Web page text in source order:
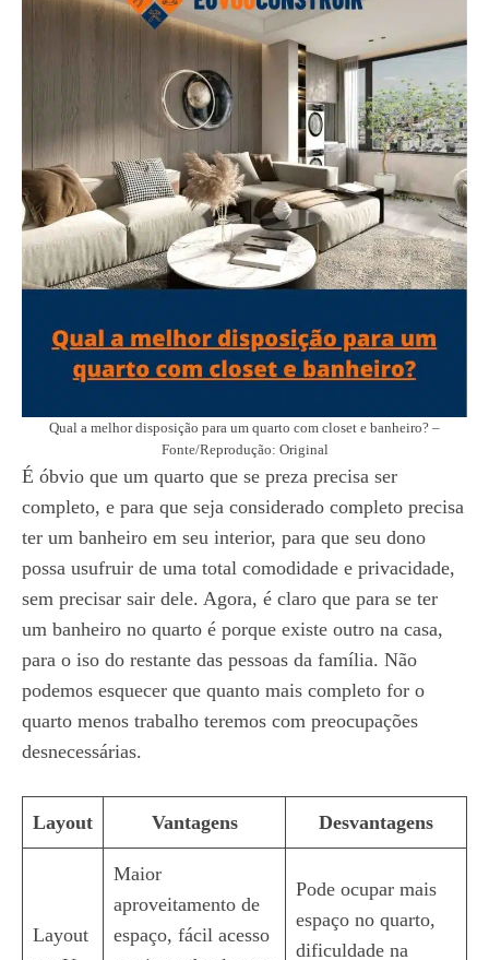
Qual a melhor disposição para um quarto com closet e banheiro? –
Fonte/Reprodução: Original
É óbvio que um quarto que se preza precisa ser
completo, e para que seja considerado completo precisa
ter um banheiro em seu interior, para que seu dono
possa usufruir de uma total comodidade e privacidade,
sem precisar sair dele. Agora, é claro que para se ter
um banheiro no quarto é porque existe outro na casa,
para o iso do restante das pessoas da família. Não
podemos esquecer que quanto mais completo for o
quarto menos trabalho teremos com preocupações
desnecessárias.
Layout Vantagens Desvantagens
Layout
Maior
aproveitamento de
espaço, fácil acesso
Pode ocupar mais
espaço no quarto,
dificuldade na